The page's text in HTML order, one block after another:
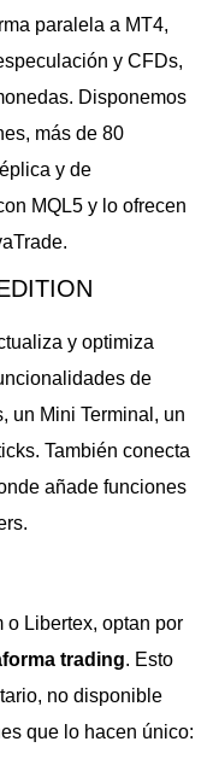
paralela a MT4,
y CFDs,
Disponemos
más de 80
y de
MQL5 y lo ofrecen
y optimiza
de
un Mini Terminal, un
También conecta
añade funciones
o Libertex, optan por
trading. Esto
no disponible
que lo hacen único: